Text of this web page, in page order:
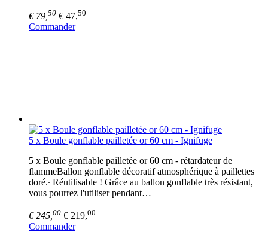
€ 79, 50 € 47,50
Commander
5 x Boule gonflable pailletée or 60 cm - Ignifuge
5 x Boule gonflable pailletée or 60 cm - rétardateur de
flammeBallon gonflable décoratif atmosphérique à paillettes
doré.∙ Réutilisable ! Grâce au ballon gonflable très résistant,
vous pourrez l'utiliser pendant…
€ 245, 00 € 219,00
Commander